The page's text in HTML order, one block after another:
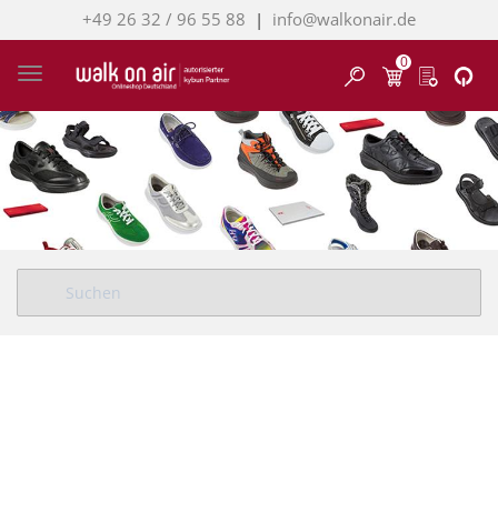
+49 26 32 / 96 55 88 | info@walkonair.de
Toggle navigation Finden
0